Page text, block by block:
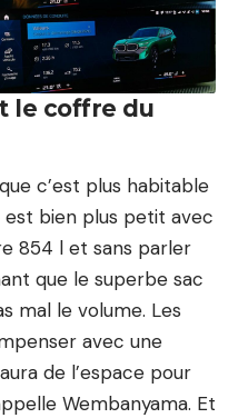
le coffre du
c’est plus habitable
bien plus petit avec
854 l et sans parler
que le superbe sac
mal le volume. Les
avec une
de l’espace pour
Wembanyama. Et